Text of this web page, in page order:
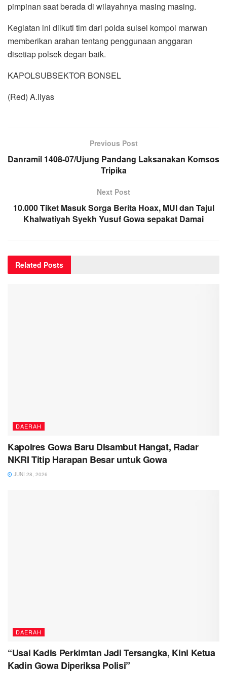
pimpinan saat berada di wilayahnya masing masing.
Kegiatan ini diikuti tim dari polda sulsel kompol marwan
memberikan arahan tentang penggunaan anggaran
disetiap polsek degan baik.
KAPOLSUBSEKTOR BONSEL
(Red) A.ilyas
Previous Post
Danramil 1408-07/Ujung Pandang Laksanakan Komsos
Tripika
Next Post
10.000 Tiket Masuk Sorga Berita Hoax, MUI dan Tajul
Khalwatiyah Syekh Yusuf Gowa sepakat Damai
Related Posts
DAERAH
Kapolres Gowa Baru Disambut Hangat, Radar
NKRI Titip Harapan Besar untuk Gowa
JUNI 28, 2026
DAERAH
“Usai Kadis Perkimtan Jadi Tersangka, Kini Ketua
Kadin Gowa Diperiksa Polisi”